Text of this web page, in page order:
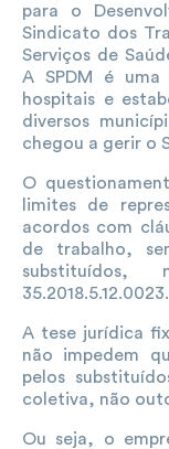
para o
Sindicato dos
Serviços de
A SPDM é uma
hospitais e
diversos
chegou a gerir o
O
limites de
acordos com
de trabalho,
35.2018.5.12.0023.
A tese jurídica
não impedem
pelos
coletiva, não
Ou seja, o